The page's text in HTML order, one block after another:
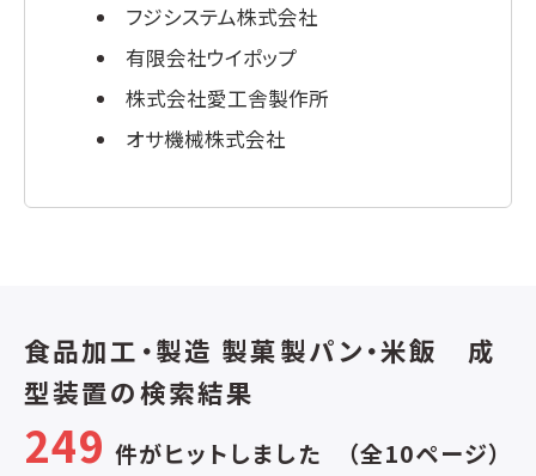
フジシステム株式会社
有限会社ウイポップ
株式会社愛工舎製作所
オサ機械株式会社
食品加工・製造 製菓製パン・米飯 成
型装置の検索結果
249 件がヒットしました （全10ページ）